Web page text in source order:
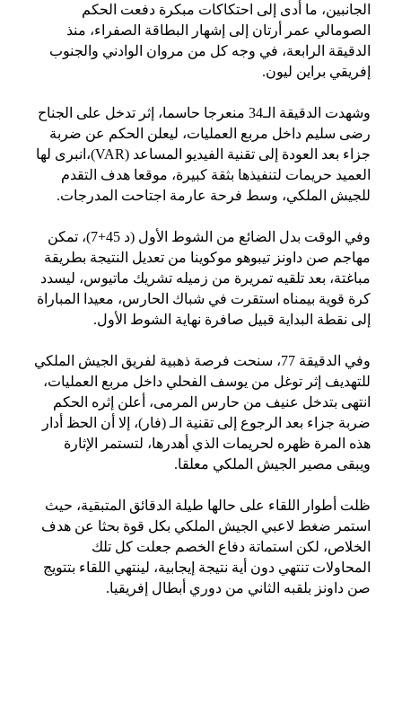
الجانبين، ما أدى إلى احتكاكات مبكرة دفعت الحكم
الصومالي عمر أرتان إلى إشهار البطاقة الصفراء، منذ
الدقيقة الرابعة، في وجه كل من مروان الوادني والجنوب
إفريقي براين ليون.
وشهدت الدقيقة الـ34 منعرجا حاسما، إثر تدخل على الجناح
رضى سليم داخل مربع العمليات، ليعلن الحكم عن ضربة
جزاء بعد العودة إلى تقنية الفيديو المساعد (VAR)،انبرى لها
العميد حريمات لتنفيذها بثقة كبيرة، موقعا هدف التقدم
للجيش الملكي، وسط فرحة عارمة اجتاحت المدرجات.
وفي الوقت بدل الضائع من الشوط الأول (د 45+7)، تمكن
مهاجم صن داونز تيبوهو موكوينا من تعديل النتيجة بطريقة
مباغتة، بعد تلقيه تمريرة من زميله تشريك ماتيوس، ليسدد
كرة قوية بيمناه استقرت في شباك الحارس، معيدا المباراة
إلى نقطة البداية قبيل صافرة نهاية الشوط الأول.
وفي الدقيقة 77، سنحت فرصة ذهبية لفريق الجيش الملكي
للتهديف إثر توغل من يوسف الفحلي داخل مربع العمليات،
انتهى بتدخل عنيف من حارس المرمى، أعلن إثره الحكم
ضربة جزاء بعد الرجوع إلى تقنية الـ (فار)، إلا أن الحظ أدار
هذه المرة ظهره لحريمات الذي أهدرها، لتستمر الإثارة
ويبقى مصير الجيش الملكي معلقا.
ظلت أطوار اللقاء على حالها طيلة الدقائق المتبقية، حيث
استمر ضغط لاعبي الجيش الملكي بكل قوة بحثا عن هدف
الخلاص، لكن استماتة دفاع الخصم جعلت كل تلك
المحاولات تنتهي دون أية نتيجة إيجابية، لينتهي اللقاء بتتويج
صن داونز بلقبه الثاني من دوري أبطال إفريقيا.